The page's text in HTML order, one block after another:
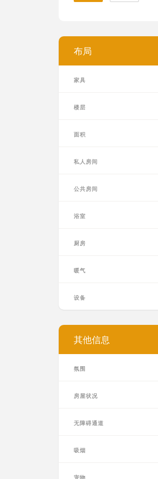
布局
家具
楼层
面积
私人房间
公共房间
浴室
厨房
暖气
设备
其他信息
氛围
房屋状况
无障碍通道
吸烟
宠物